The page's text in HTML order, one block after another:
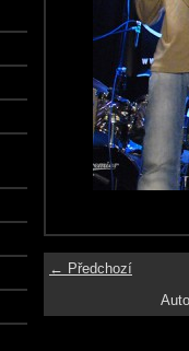
← Předchozí